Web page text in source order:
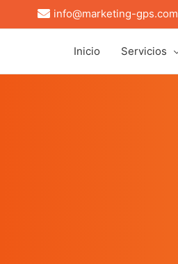
info@marketing-gps.com
Inicio Servicios